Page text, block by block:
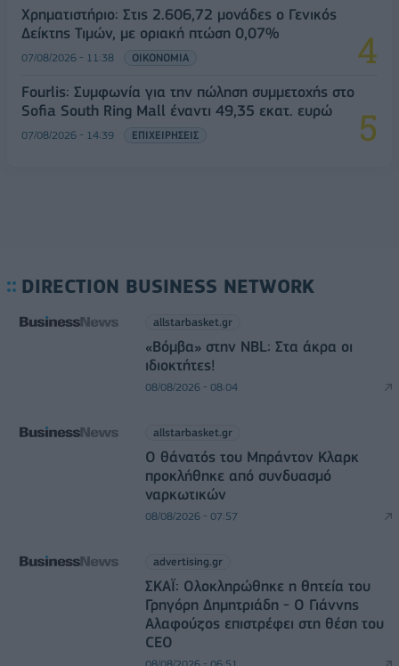
Χρηματιστήριο: Στις 2.606,72 μονάδες ο Γενικός
Δείκτης Τιμών, με οριακή πτώση 0,07%
07/08/2026 - 11:38 ΟΙΚΟΝΟΜΙΑ
Fourlis: Συμφωνία για την πώληση συμμετοχής στο
Sofia South Ring Mall έναντι 49,35 εκατ. ευρώ
07/08/2026 - 14:39 ΕΠΙΧΕΙΡΗΣΕΙΣ
DIRECTION BUSINESS NETWORK
allstarbasket.gr
«Βόμβα» στην NBL: Στα άκρα οι
ιδιοκτήτες!
08/08/2026 - 08:04
allstarbasket.gr
O θάνατός του Μπράντον Κλαρκ
προκλήθηκε από συνδυασμό
ναρκωτικών
08/08/2026 - 07:57
advertising.gr
ΣΚΑΪ: Ολοκληρώθηκε η θητεία του
Γρηγόρη Δημητριάδη - Ο Γιάννης
Αλαφούζος επιστρέφει στη θέση του
CEO